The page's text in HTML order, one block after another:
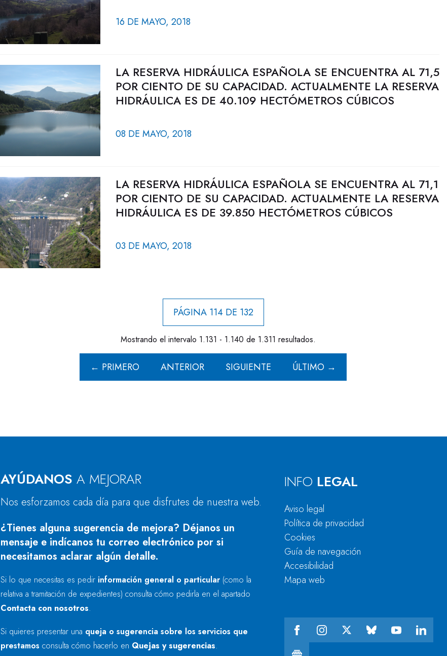
16 DE MAYO, 2018
LA RESERVA HIDRÁULICA ESPAÑOLA SE ENCUENTRA AL 71,5
POR CIENTO DE SU CAPACIDAD. ACTUALMENTE LA RESERVA
HIDRÁULICA ES DE 40.109 HECTÓMETROS CÚBICOS
08 DE MAYO, 2018
LA RESERVA HIDRÁULICA ESPAÑOLA SE ENCUENTRA AL 71,1
POR CIENTO DE SU CAPACIDAD. ACTUALMENTE LA RESERVA
HIDRÁULICA ES DE 39.850 HECTÓMETROS CÚBICOS
03 DE MAYO, 2018
PÁGINA 114 DE 132
Mostrando el intervalo 1.131 - 1.140 de 1.311 resultados.
← PRIMERO ANTERIOR SIGUIENTE ÚLTIMO →
AYÚDANOS A MEJORAR
Nos esforzamos cada día para que disfrutes de nuestra web.
¿Tienes alguna sugerencia de mejora? Déjanos un
mensaje e indícanos tu correo electrónico por si
necesitamos aclarar algún detalle.
Si lo que necesitas es pedir información general o particular (como la
relativa a tramitación de expedientes) consulta cómo pedirla en el apartado
Contacta con nosotros.
Si quieres presentar una queja o sugerencia sobre los servicios que
prestamos consulta cómo hacerlo en Quejas y sugerencias.
INFO LEGAL
Aviso legal
Política de privacidad
Cookies
Guía de navegación
Accesibilidad
Mapa web